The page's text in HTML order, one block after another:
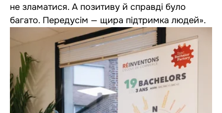
не зламатися. А позитиву й справді було
багато. Передусім — щира підтримка людей».